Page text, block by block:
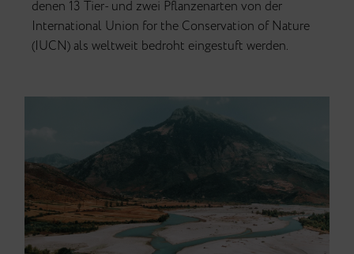
denen 13 Tier- und zwei Pflanzenarten von der
International Union for the Conservation of Nature
(IUCN) als weltweit bedroht eingestuft werden.